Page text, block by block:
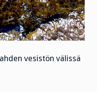
vesistön välissä